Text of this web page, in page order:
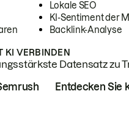
Lokale SEO
KI-Sentiment der
Backlink-Analyse
KI VERBINDEN
Datensatz zu
Entdecken Sie